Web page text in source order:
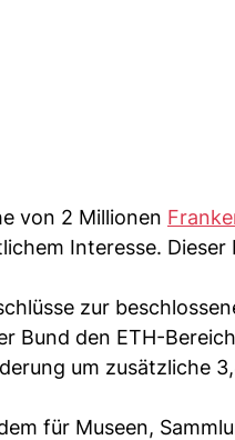
von 2 Millionen
Interesse. Dieser
zur
Bund den ETH-
um zusätzliche
für Museen,